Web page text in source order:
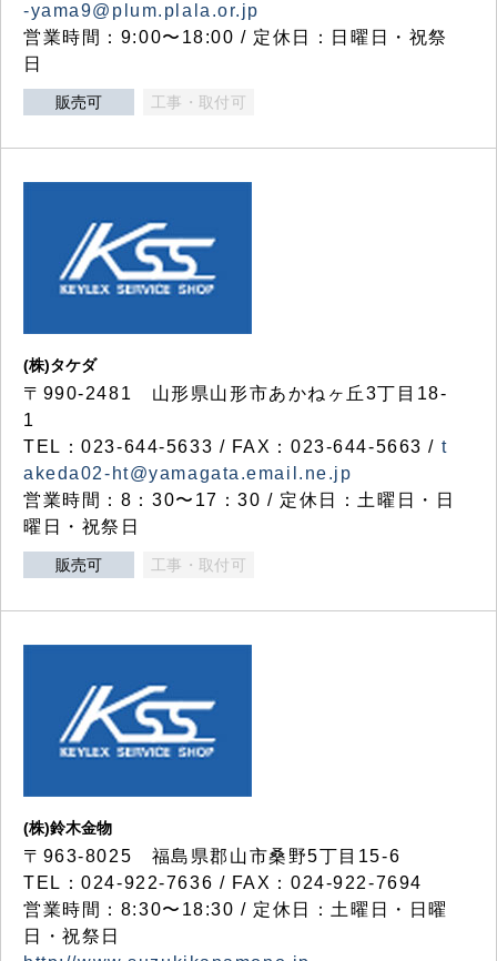
-yama9@plum.plala.or.jp
営業時間：9:00〜18:00 / 定休日：日曜日・祝祭
日
販売可 工事・取付可
(株)タケダ
〒990-2481 山形県山形市あかねヶ丘3丁目18-
1
TEL：023-644-5633 / FAX：023-644-5663 / t
akeda02-ht@yamagata.email.ne.jp
営業時間：8：30〜17：30 / 定休日：土曜日・日
曜日・祝祭日
販売可 工事・取付可
(株)鈴木金物
〒963-8025 福島県郡山市桑野5丁目15-6
TEL：024-922-7636 / FAX：024-922-7694
営業時間：8:30〜18:30 / 定休日：土曜日・日曜
日・祝祭日